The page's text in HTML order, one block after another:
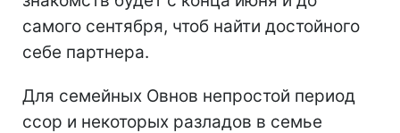
самого сентября, чтоб найти достойного
себе партнера.
Для семейных Овнов непростой период
ссор и некоторых разладов в семье